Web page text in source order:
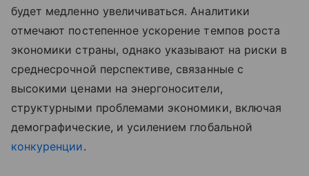
будет медленно увеличиваться. Аналитики
отмечают постепенное ускорение темпов роста
экономики страны, однако указывают на риски в
среднесрочной перспективе, связанные с
высокими ценами на энергоносители,
структурными проблемами экономики, включая
демографические, и усилением глобальной
конкуренции.